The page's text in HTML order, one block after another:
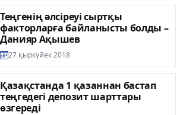
Теңгенің әлсіреуі сыртқы
факторларға байланысты болды –
Данияр Ақышев
27 қыркүйек 2018
Қазақстанда 1 қазаннан бастап
теңгедегі депозит шарттары
өзгереді